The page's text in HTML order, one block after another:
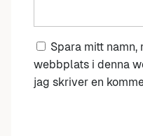
Spara mitt
webbplats i denna
jag skriver en